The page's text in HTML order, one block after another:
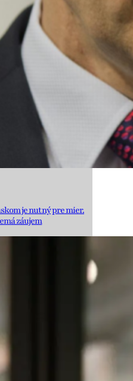
je nutný pre mier.
záujem